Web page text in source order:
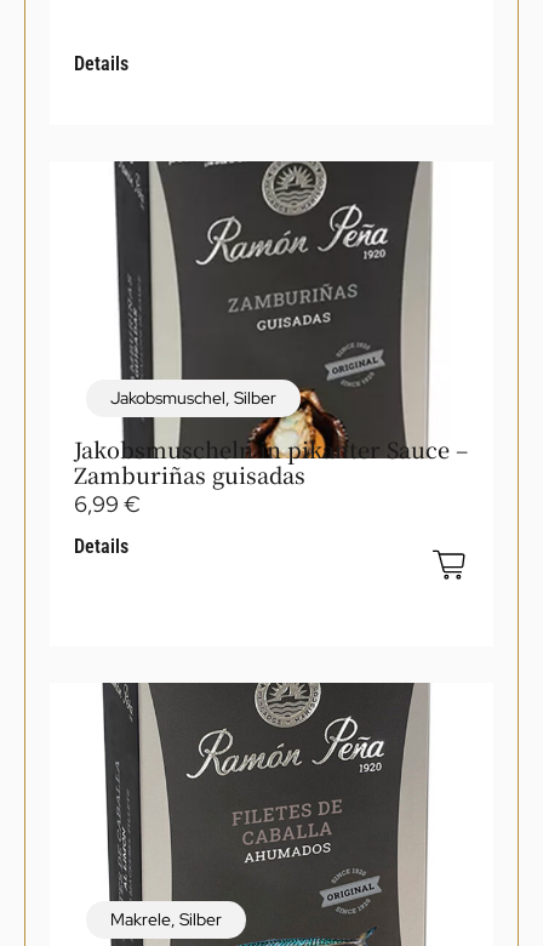
Details
Jakobsmuschel, Silber
Jakobsmuscheln in pikanter Sauce –
Zamburiñas guisadas
6,99 €
Details
Makrele, Silber